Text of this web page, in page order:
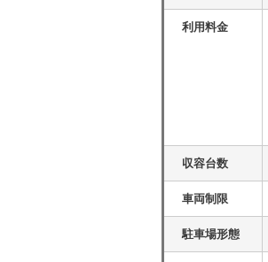
利用料金
収容台数
車両制限
駐車場形態